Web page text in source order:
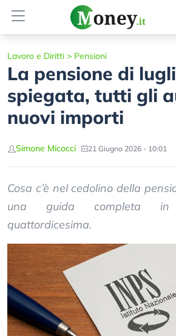
Lavoro e Diritti > Pensioni
La pensione di
spiegata, tutti gli
nuovi importi
Simone Micocci 21 Giugno 2026 - 10:01
Cosa c’è nel cedolino della
una guida completa
quattordicesima.